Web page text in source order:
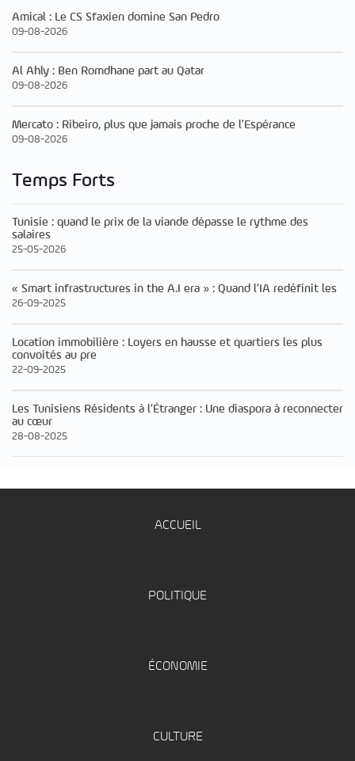
Amical : Le CS Sfaxien domine San Pedro
09-08-2026
Al Ahly : Ben Romdhane part au Qatar
09-08-2026
Mercato : Ribeiro, plus que jamais proche de l’Espérance
09-08-2026
Temps Forts
Tunisie : quand le prix de la viande dépasse le rythme des
salaires
25-05-2026
« Smart infrastructures in the A.I era » : Quand l’IA redéfinit les
26-09-2025
Location immobilière : Loyers en hausse et quartiers les plus
convoités au pre
22-09-2025
Les Tunisiens Résidents à l’Étranger : Une diaspora à reconnecter
au cœur
28-08-2025
ACCUEIL
POLITIQUE
ÉCONOMIE
CULTURE